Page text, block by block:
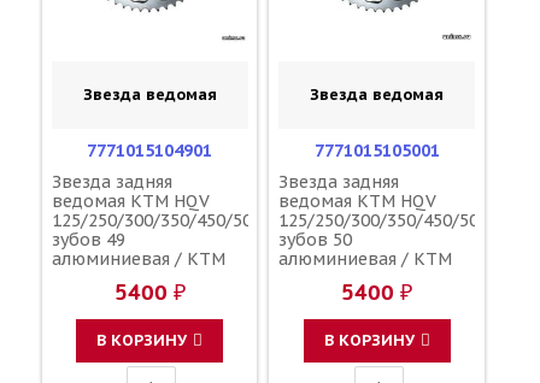
Звезда ведомая
7771015104901
Звезда задняя
ведомая KTM HQV
125/250/300/350/450/500
зубов 49
алюминиевая / KTM
5400 ₽
В КОРЗИНУ
Звезда ведомая
7771015105001
Звезда задняя
ведомая KTM HQV
125/250/300/350/450/500
зубов 50
алюминиевая / KTM
5400 ₽
В КОРЗИНУ